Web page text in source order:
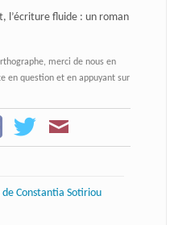
l’écriture fluide : un roman
merci de nous en
en question et en appuyant sur
Constantia Sotiriou